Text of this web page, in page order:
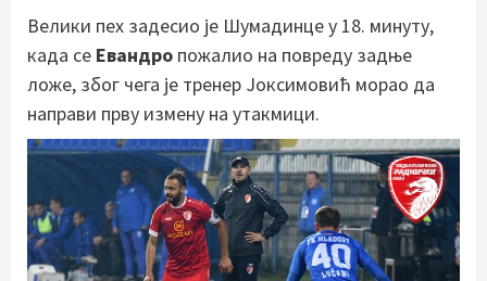
Велики пех задесио је Шумадинце у 18. минуту,
када се Евандро пожалио на повреду задње
ложе, због чега је тренер Јоксимовић морао да
направи прву измену на утакмици.